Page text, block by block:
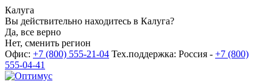
Калуга
Вы действительно находитесь в Калуга?
Да, все верно
Нет, сменить регион
Офис: +7 (800) 555-21-04 Тех.поддержка: Россия - +7 (800)
555-04-41